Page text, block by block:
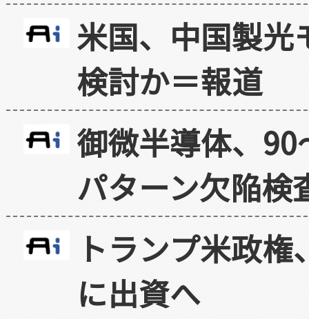
米国、中国製光
検討か＝報道
御微半導体、
パターン欠陥検
トランプ米政
に出資へ